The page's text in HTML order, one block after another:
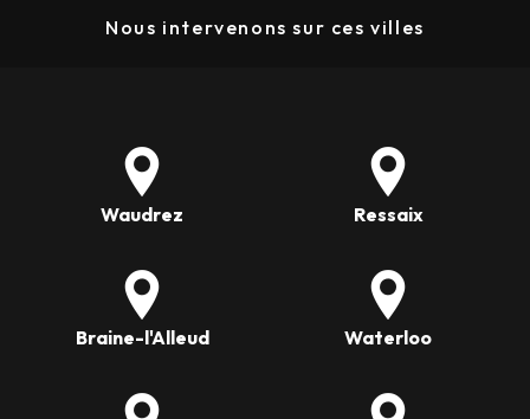
Nous intervenons sur ces villes
Waudrez Ressaix
Braine-l'Alleud Waterloo